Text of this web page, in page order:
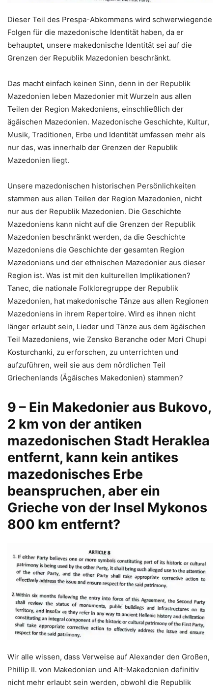
Dieser Teil des Prespa-Abkommens wird schwerwiegende
Folgen für die mazedonische Identität haben, da er
behauptet, unsere makedonische Identität sei auf die
Grenzen der Republik Mazedonien beschränkt.
Das macht einfach keinen Sinn, denn in der Republik
Mazedonien leben Mazedonier mit Wurzeln aus allen
Teilen der Region Makedoniens, einschließlich der
ägäischen Mazedonien. Mazedonische Geschichte, Kultur,
Musik, Traditionen, Erbe und Identität umfassen mehr als
nur das, was innerhalb der Grenzen der Republik
Mazedonien liegt.
Unsere mazedonischen historischen Persönlichkeiten
stammen aus allen Teilen der Region Mazedonien, nicht
nur aus der Republik Mazedonien. Die Geschichte
Mazedoniens kann nicht auf die Grenzen der Republik
Mazedonien beschränkt werden, da die Geschichte
Mazedoniens die Geschichte der gesamten Region
Mazedoniens und der ethnischen Mazedonier aus dieser
Region ist. Was ist mit den kulturellen Implikationen?
Tanec, die nationale Folkloregruppe der Republik
Mazedonien, hat makedonische Tänze aus allen Regionen
Mazedoniens in ihrem Repertoire. Wird es ihnen nicht
länger erlaubt sein, Lieder und Tänze aus dem ägäischen
Teil Mazedoniens, wie Zensko Beranche oder Mori Chupi
Kosturchanki, zu erforschen, zu unterrichten und
aufzuführen, weil sie aus dem nördlichen Teil
Griechenlands (Ägäisches Makedonien) stammen?
9 – Ein Makedonier aus Bukovo,
2 km von der antiken
mazedonischen Stadt Heraklea
entfernt, kann kein antikes
mazedonisches Erbe
beanspruchen, aber ein
Grieche von der Insel Mykonos
800 km entfernt?
Wir alle wissen, dass Verweise auf Alexander den Großen,
Phillip II. von Makedonien und Alt-Makedonien definitiv
nicht mehr erlaubt sein werden, obwohl die Republik